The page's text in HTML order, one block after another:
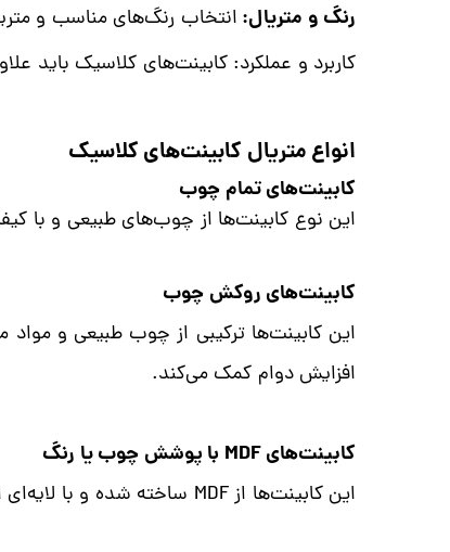
رنگ و متریال: انتخاب رنگ‌های مناسب و
کاربرد و عملکرد: کابینت‌های کلاسیک باید
انواع متریال کابینت‌های کلاسیک
کابینت‌های تمام چوب
این نوع کابینت‌ها از چوب‌های طبیعی و با
کابینت‌های روکش چوب
این کابینت‌ها ترکیبی از چوب طبیعی و
افزایش دوام کمک می‌کند.
کابینت‌های MDF با پوشش چوب یا رنگ
این کابینت‌ها از MDF ساخته شده و با لایه‌ای از چوب یا رنگ پوشیده می‌شوند. آن‌ها مقاومت بالایی دارند و از لحاظ هزینه نیز گزینه‌ای اقتصادی به شمار می‌آیند.